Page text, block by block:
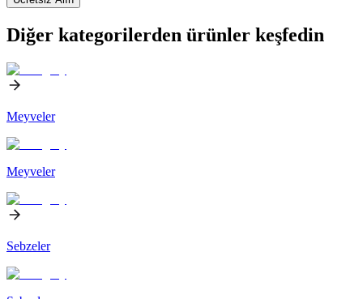
Diğer kategorilerden ürünler keşfedin
Meyveler
Meyveler
Sebzeler